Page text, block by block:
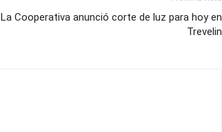
La Cooperativa anunció corte de luz para hoy en
Trevelin